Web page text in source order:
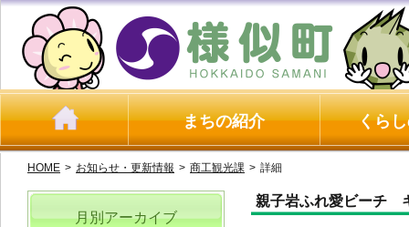
まちの紹介 くら
HOME > お知らせ・更新情報 > 商工観光課 > 詳細
親子岩ふれ愛ビーチ
月別アーカイブ